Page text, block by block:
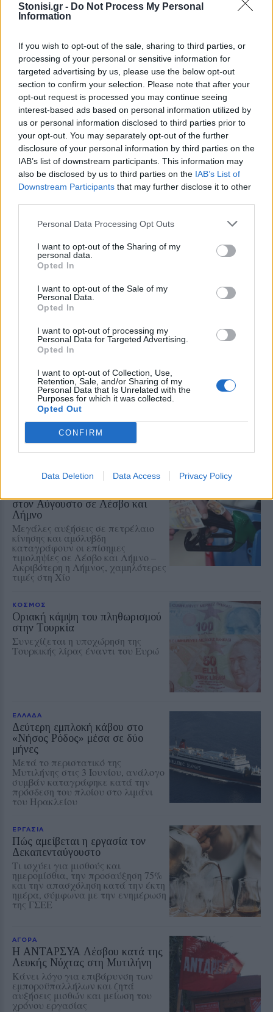
Stonisi.gr - Do Not Process My Personal
Information
If you wish to opt-out of the sale, sharing to third parties, or
processing of your personal or sensitive information for
targeted advertising by us, please use the below opt-out
section to confirm your selection. Please note that after your
opt-out request is processed you may continue seeing
interest-based ads based on personal information utilized by
us or personal information disclosed to third parties prior to
your opt-out. You may separately opt-out of the further
disclosure of your personal information by third parties on the
IAB’s list of downstream participants. This information may
also be disclosed by us to third parties on the IAB’s List of
Downstream Participants that may further disclose it to other
Personal Data Processing Opt Outs
I want to opt-out of the Sharing of my
personal data.
Opted In
I want to opt-out of the Sale of my
Personal Data.
Opted In
I want to opt-out of processing my
Personal Data for Targeted Advertising.
Opted In
I want to opt-out of Collection, Use,
Retention, Sale, and/or Sharing of my
Personal Data that Is Unrelated with the
Purposes for which it was collected.
Opted Out
CONFIRM
Data Deletion Data Access Privacy Policy
Η Μυτιλήνη κινείται στους
ρυθμούς της Λευκής Νύχτας
κεράσματα και μεγάλες
προσφορές από τις 6.30 το
απόγευμα – Ο Γιάννης Μουτζούρης
παρουσίασε στον «Ν» 99 fm το
αναλυτικό πρόγραμμα
ΑΓΡΟΤΕΣ
Νέα κρούσματα αφθώδους
πυρετού σε Κάπη και Λεπέτυμνο
Αρνητικά τα αποτελέσματα σε
άλλες 28 μονάδες
ΣΥΝΕΝΤΕΥΞΗ ΑΓΡΟΤΕΣ
τα κτηνοτροφικά χωριά της
Λέσβου
Ο κτηνοτρόφος Αχιλλέας
μίλησε στον ραδιοφωνικό σταθμό
99 fm Στο Νησί για τις πολιτικές
ευθύνες και τα λάθη στη
και τις εξαιρετικά δύσκολες
χρονιές που έρχονται
Πάνω από 65.000 Τούρκοι
τουρίστες στη Λέσβο στο
επτάμηνο
Καθοριστική για την τελική εικόνα
η τουριστική κίνηση έως το τέλος
Σεπτεμβρίου
ΡΕΠΟΡΤΑΖ ΑΓΟΡΑ
στον Αύγουστο σε Λέσβο και
Λήμνο
Μεγάλες αυξήσεις σε πετρέλαιο
κίνησης και αμόλυβδη
καταγράφουν οι επίσημες
τιμοληψίες σε Λέσβο και Λήμνο –
Ακριβότερη η Λήμνος, χαμηλότερες
τιμές στη Χίο
ΚΟΣΜΟΣ
Οριακή κάμψη του πληθωρισμού
στην Τουρκία
Συνεχίζεται η υποχώρηση της
Τουρκικής λίρας έναντι του Ευρώ
ΕΛΛΑΔΑ
Δεύτερη εμπλοκή κάβου στο
«Νήσος Ρόδος» μέσα σε δύο
μήνες
Μετά το περιστατικό της
Μυτιλήνης στις 3 Ιουνίου, ανάλογο
συμβάν καταγράφηκε κατά την
πρόσδεση του πλοίου στο λιμάνι
του Ηρακλείου
ΕΡΓΑΣΙΑ
Πώς αμείβεται η εργασία τον
Δεκαπενταύγουστο
Τι ισχύει για μισθούς και
ημερομίσθια, την προσαύξηση 75%
και την απασχόληση κατά την έκτη
ημέρα, σύμφωνα με την ενημέρωση
της ΓΣΕΕ
ΑΓΟΡΑ
Η ΑΝΤΑΡΣΥΑ Λέσβου κατά της
Λευκής Νύχτας στη Μυτιλήνη
Κάνει λόγο για επιβάρυνση των
εμποροϋπαλλήλων και ζητά
αυξήσεις μισθών και μείωση του
χρόνου εργασίας